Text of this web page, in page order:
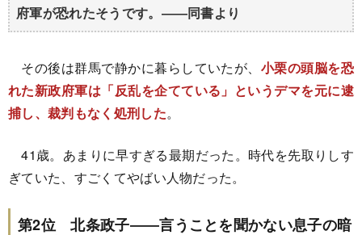
府軍が恐れたそうです。――同書より
その後は群馬で静かに暮らしていたが、 小栗の頭脳を恐
れた新政府軍は「反乱を企てている」というデマを元に逮
捕し、裁判もなく処刑した。
41歳。あまりに早すぎる最期だった。時代を先取りしす
ぎていた、すごくてやばい人物だった。
第2位 北条政子――言うことを聞かない息子の暗